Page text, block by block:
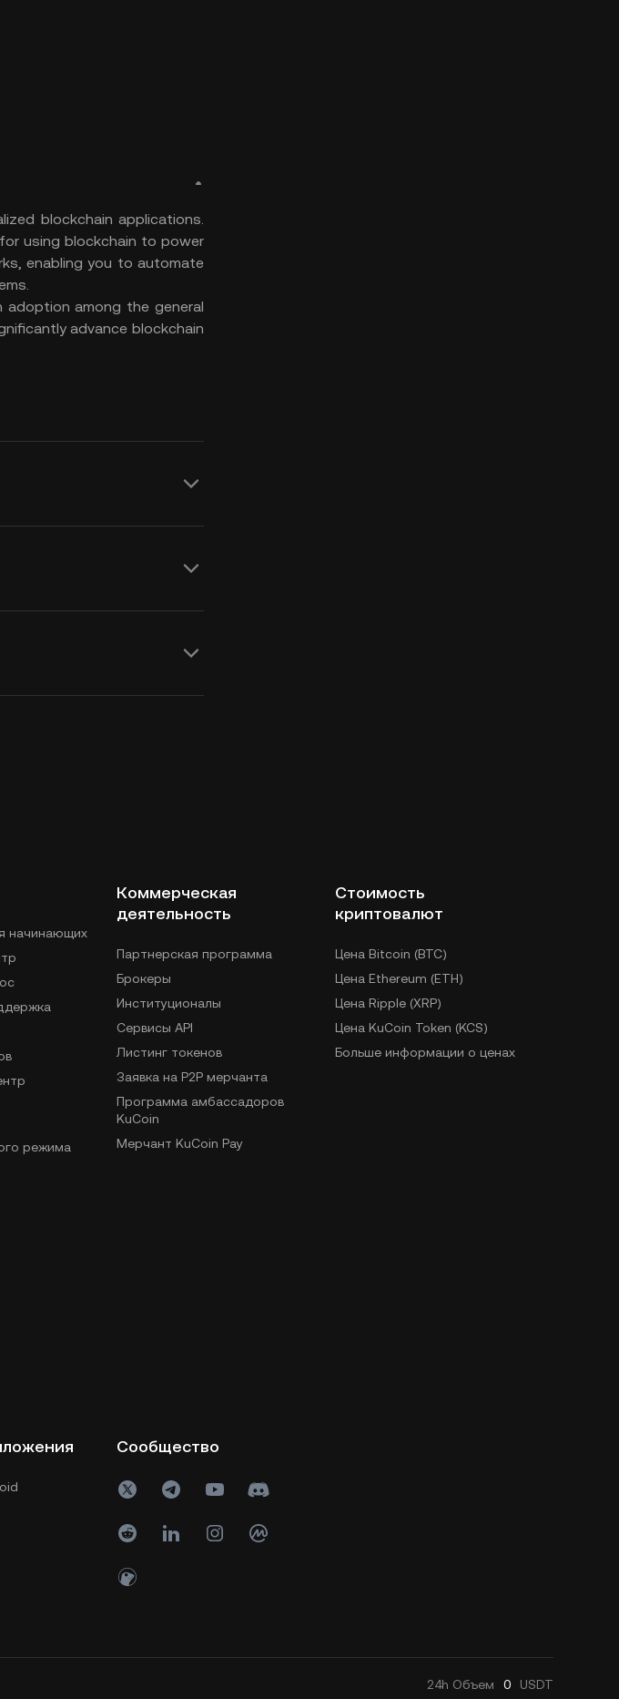
blockchain applications.
using blockchain to power
enabling you to automate
adoption among the general
advance blockchain
начинающих
режима
Коммерческая
деятельность
Партнерская программа
Брокеры
Институционалы
Сервисы API
Листинг токенов
Заявка на P2P мерчанта
Программа амбассадоров
KuCoin
Мерчант KuCoin Pay
Стоимость
криптовалют
Цена Bitcoin (BTC)
Цена Ethereum (ETH)
Цена Ripple (XRP)
Цена KuCoin Token (KCS)
Больше информации о ценах
Сообщество
24h Объем 0 USDT